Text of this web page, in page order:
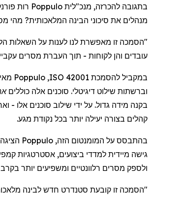
בתגובה להכרזה, מנכ"לית Poppulo רות
מנהלים את סיכוני הבינה המלאכותית? מהי
"הסמכה זו מאפשרת לנו לענות על השאלות
עובדים והן לקוחות - תוך העברת מסרים
במקביל להסמכת ISO 42001
,
Poppulo
וברשתות שילוט דיגיטלי. סוכנים אלה כוללים
בקנה מידה גדול. על ידי שילוב סוכנים אלו -
קהלים בצורה יעילה יותר בכל נקודת מגע.
בהתבסס על המומנטום הזה,
Poppulo הציגה
גישה מיידית למדדי ביצועים, אסטרטגיות
ולספק מסרים רלוונטיים ומשפיעים יותר בקרב
"הסמכה זו קובעת סטנדרט חדש לבינה